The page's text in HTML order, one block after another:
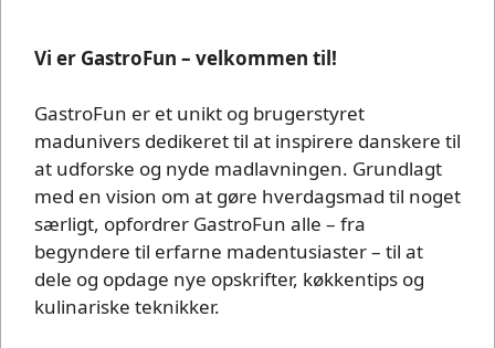
Vi er GastroFun – velkommen til!
GastroFun er et unikt og brugerstyret
madunivers dedikeret til at inspirere danskere til
at udforske og nyde madlavningen. Grundlagt
med en vision om at gøre hverdagsmad til noget
særligt, opfordrer GastroFun alle – fra
begyndere til erfarne madentusiaster – til at
dele og opdage nye opskrifter, køkkentips og
kulinariske teknikker.